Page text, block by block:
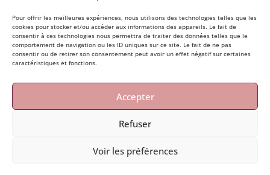
Pour offrir les meilleures expériences, nous utilisons des technologies telles que les
cookies pour stocker et/ou accéder aux informations des appareils. Le fait de
consentir à ces technologies nous permettra de traiter des données telles que le
comportement de navigation ou les ID uniques sur ce site. Le fait de ne pas
consentir ou de retirer son consentement peut avoir un effet négatif sur certaines
caractéristiques et fonctions.
Accepter
Refuser
Voir les préférences
mais aussi ou encore
© Le son des vagues, Anaïs Suarez · 2026 · N° siret :